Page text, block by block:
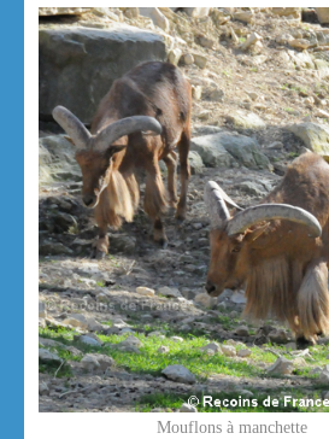
Mouflons à manchette